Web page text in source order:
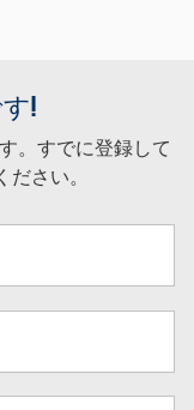
!
。すでに登録して
ださい。